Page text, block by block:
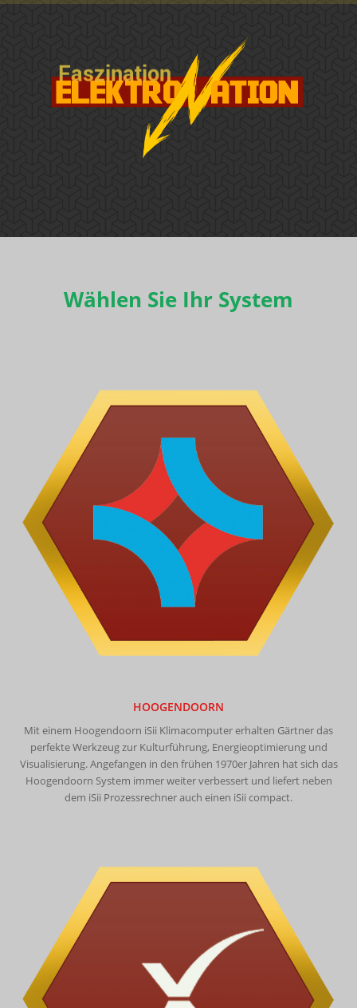
Wählen Sie Ihr System
HOOGENDOORN
Mit einem Hoogendoorn iSii Klimacomputer erhalten Gärtner das
perfekte Werkzeug zur Kulturführung, Energieoptimierung und
Visualisierung. Angefangen in den frühen 1970er Jahren hat sich das
Hoogendoorn System immer weiter verbessert und liefert neben
dem iSii Prozessrechner auch einen iSii compact.